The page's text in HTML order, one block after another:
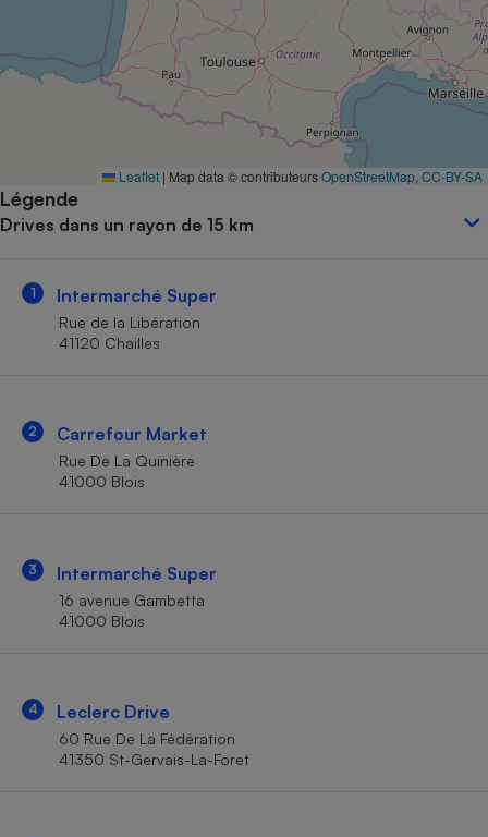
Leaflet | Map data © contributeursOpenStreetMap CC-BY-SA
Légende
Drives dans un rayon de 15 km
1 Intermarché Super
Rue de la Libération
41120 Chailles
2 Carrefour Market
Rue De La Quinière
41000 Blois
3 Intermarché Super
16 avenue Gambetta
41000 Blois
4 Leclerc Drive
60 Rue De La Fédération
41350 St-Gervais-La-Foret
Complément
alimentaire
Assurance emprunteur
Petit électroménager -
Mutuelle